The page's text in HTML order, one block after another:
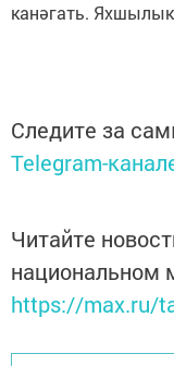
канәгать.
Следите за
Telegram-
Читайте
национальном
https://max.ru/